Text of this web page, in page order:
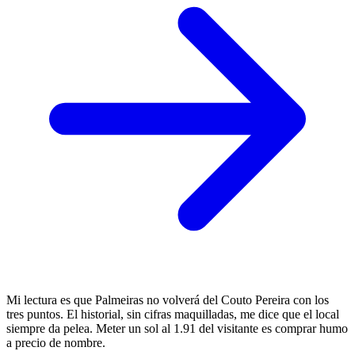
Mi lectura es que Palmeiras no volverá del Couto Pereira con los
tres puntos. El historial, sin cifras maquilladas, me dice que el local
siempre da pelea. Meter un sol al 1.91 del visitante es comprar humo
a precio de nombre.